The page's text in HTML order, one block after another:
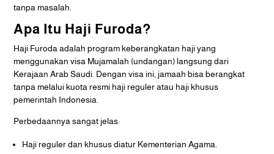
tanpa masalah.
Apa Itu Haji Furoda?
Haji Furoda adalah program keberangkatan haji yang
menggunakan visa Mujamalah (undangan) langsung dari
Kerajaan Arab Saudi. Dengan visa ini, jamaah bisa berangkat
tanpa melalui kuota resmi haji reguler atau haji khusus
pemerintah Indonesia.
Perbedaannya sangat jelas:
Haji reguler dan khusus diatur Kementerian Agama.